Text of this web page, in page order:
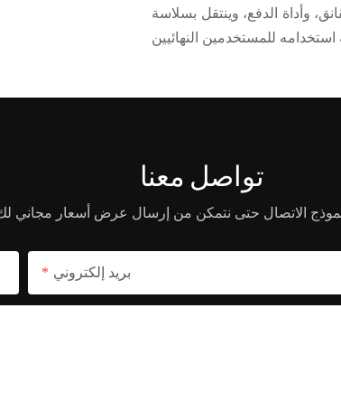
وأداة الدفع، وينتقل بسلاسة
تواصل معنا
بريد إلكتروني